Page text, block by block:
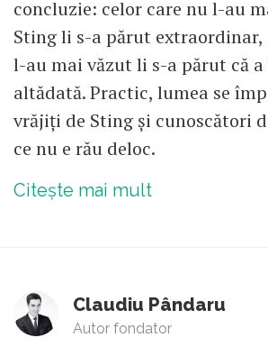
concluzie: celor care nu l-au
Sting li s-a părut extraordinar,
l-au mai văzut li s-a părut că
altădată. Practic, lumea se
vrăjiți de Sting și cunoscători
ce nu e rău deloc.
Citește mai mult
Claudiu Pândaru
Autor fondator